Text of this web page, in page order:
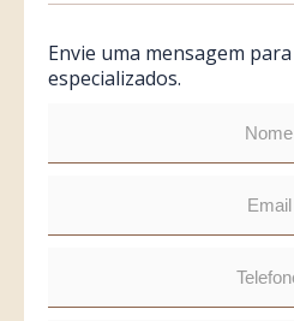
Envie uma mensagem
especializados.